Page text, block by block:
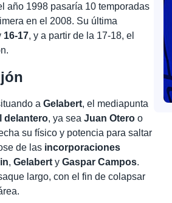
año 1998 pasaría 10 temporadas
en el 2008. Su última
16-17, y a partir de la 17-18, el
aGelabert, el mediapunta
delantero, ya seaJuan Otero o
su físico y potencia para saltar
de las incorporaciones
,Gelabert yGaspar Campos.
largo, con el fin de colapsar